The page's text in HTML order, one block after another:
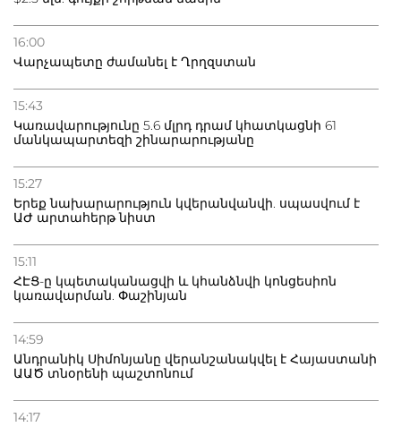
16:00
Վարչապետը ժամանել է Ղրղզստան
15:43
Կառավարությունը 5.6 մլրդ դրամ կհատկացնի 61
մանկապարտեզի շինարարությանը
15:27
Երեք նախարարություն կվերանվանվի. սպասվում է
ԱԺ արտահերթ նիստ
15:11
ՀԷՑ-ը կպետականացվի և կհանձնվի կոնցեսիոն
կառավարման. Փաշինյան
14:59
Անդրանիկ Սիմոնյանը վերանշանակվել է Հայաստանի
ԱԱԾ տնօրենի պաշտոնում
14:17
բնակվել Ռուսաստանում
Բաքվի բանտից գեներալ Մանուկյանը դիմել է
Փաշինյանին